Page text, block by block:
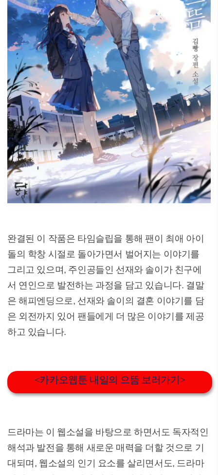
완결된 이 작품은 타임슬립을 통해 팬이 최애 아이
돌의 학창 시절로 돌아가면서 벌어지는 이야기를
그리고 있으며, 주인공들인 선재와 솔이가 친구에
서 연인으로 발전하는 과정을 담고 있습니다. 결말
은 해피엔딩으로, 선재와 솔이의 결혼 이야기를 담
은 외전까지 있어 팬들에게 더 많은 이야기를 제공
하고 있습니다.
<카카오웹툰 내일의 으뜸 보러가기>
드라마는 이 웹소설을 바탕으로 하면서도 독자적인
해석과 발전을 통해 새로운 매력을 더할 것으로 기
대되며, 웹소설의 인기 요소를 살리면서도, 드라마